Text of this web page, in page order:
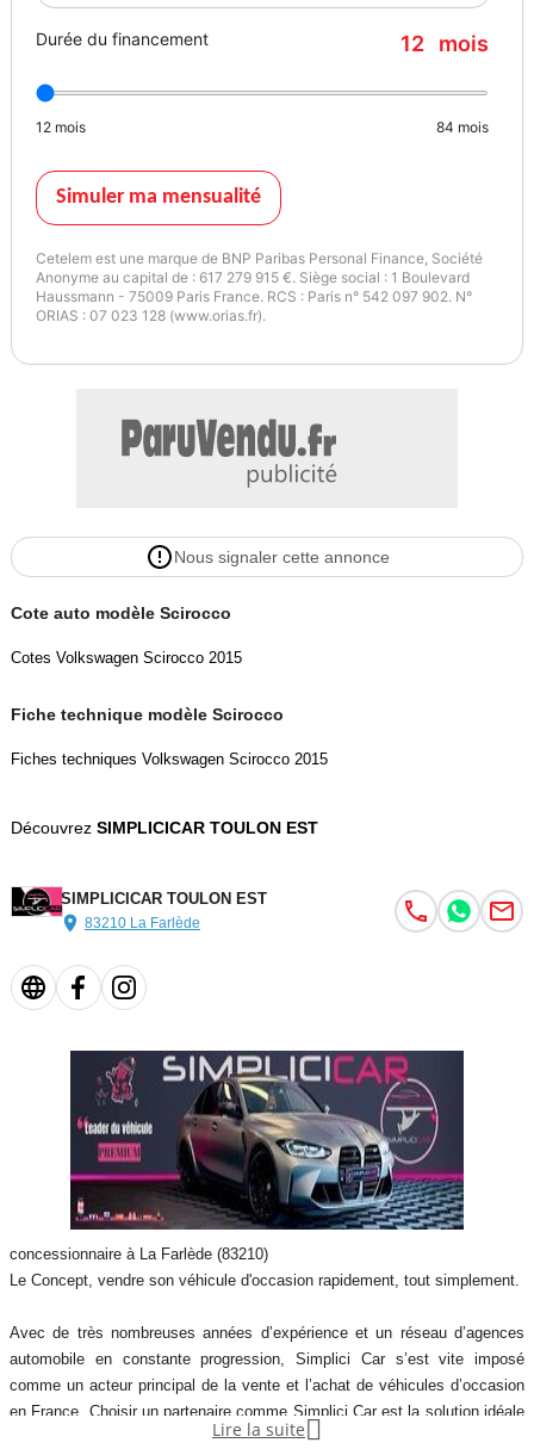
Couleur
Garantie mécanique
Durée du financement 12 mois
12 mois 84 mois
Simuler ma mensualité
Cetelem est une marque de BNP Paribas Personal Finance, Société
Anonyme au capital de : 617 279 915 €. Siège social : 1 Boulevard
Haussmann - 75009 Paris France. RCS : Paris n° 542 097 902. N°
ORIAS : 07 023 128 (www.orias.fr).
Nous signaler cette annonce
Cote auto modèle Scirocco
Cotes Volkswagen Scirocco 2015
Fiche technique modèle Scirocco
Fiches techniques Volkswagen Scirocco 2015
Découvrez SIMPLICICAR TOULON EST
SIMPLICICAR TOULON EST
83210 La Farlède
concessionnaire à La Farlède (83210)
Le Concept, vendre son véhicule d'occasion rapidement, tout simplement.
Avec de très nombreuses années d’expérience et un réseau d’agences
automobile en constante progression, Simplici Car s’est vite imposé
comme un acteur principal de la vente et l’achat de véhicules d’occasion
en France. Choisir un partenaire comme Simplici Car est la solution idéale
pour se retirer des tracas possibles lors de la vente de son véhicule
Lire la suite 